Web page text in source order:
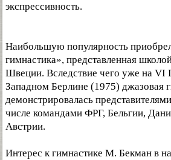
экспрессивность.
Наибольшую популярность
гимнастика», представленная
Швеции. Вследствие чего уже на VI
Западном Берлине (1975) джазовая
демонстрировалась
числе командами ФРГ, Бельгии,
Австрии.
Интерес к гимнастике М. Бекман в